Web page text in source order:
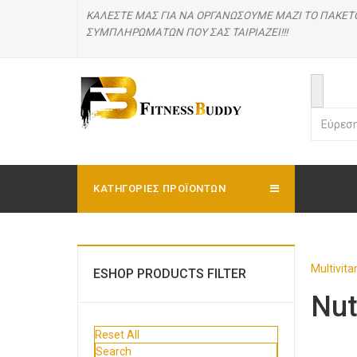
ΚΑΛΕΣΤΕ ΜΑΣΓΙΑ ΝΑ ΟΡΓΑΝΩΣΟΥΜΕ ΜΑΖΙ ΤΟ
ΣΥΜΠΛΗΡΩΜΑΤΩΝ ΠΟΥ ΣΑΣ ΤΑΙΡΙΑΖΕΙ!!!
ΚΑΤΗΓΟΡΊΕΣ ΠΡΟΪΟΝΤΩΝ
ESHOP PRODUCTS FILTER
Reset All
Search